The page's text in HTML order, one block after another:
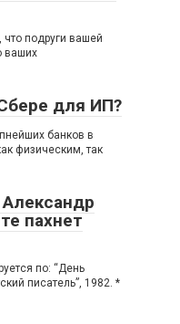
что подруги вашей
ваших
для ИП?
банков в
физическим, так
пахнет
по: “День
писатель”, 1982. *